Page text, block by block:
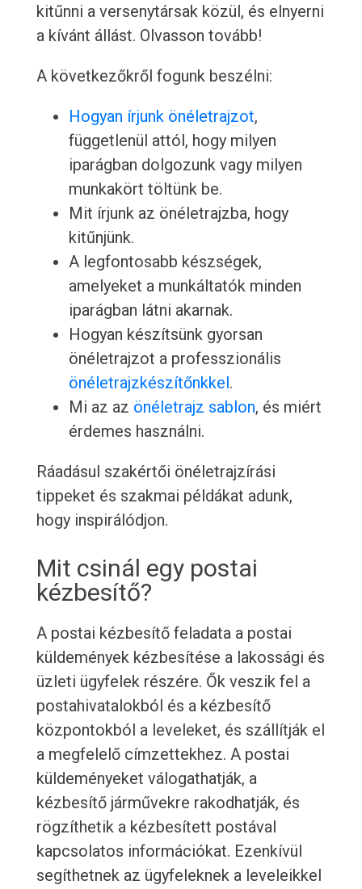
kitűnni a versenytársak közül, és elnyerni
a kívánt állást. Olvasson tovább!
A következőkről fogunk beszélni:
Hogyan írjunk önéletrajzot,
függetlenül attól, hogy milyen
iparágban dolgozunk vagy milyen
munkakört töltünk be.
Mit írjunk az önéletrajzba, hogy
kitűnjünk.
A legfontosabb készségek,
amelyeket a munkáltatók minden
iparágban látni akarnak.
Hogyan készítsünk gyorsan
önéletrajzot a professzionális
önéletrajzkészítőnkkel.
Mi az az önéletrajz sablon, és miért
érdemes használni.
Ráadásul szakértői önéletrajzírási
tippeket és szakmai példákat adunk,
hogy inspirálódjon.
Mit csinál egy postai
kézbesítő?
A postai kézbesítő feladata a postai
küldemények kézbesítése a lakossági és
üzleti ügyfelek részére. Ők veszik fel a
postahivatalokból és a kézbesítő
központokból a leveleket, és szállítják el
a megfelelő címzettekhez. A postai
küldeményeket válogathatják, a
kézbesítő járművekre rakodhatják, és
rögzíthetik a kézbesített postával
kapcsolatos információkat. Ezenkívül
segíthetnek az ügyfeleknek a leveleikkel